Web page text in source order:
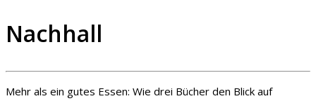
Nachhall
Mehr als ein gutes Essen: Wie drei Bücher den Blick auf